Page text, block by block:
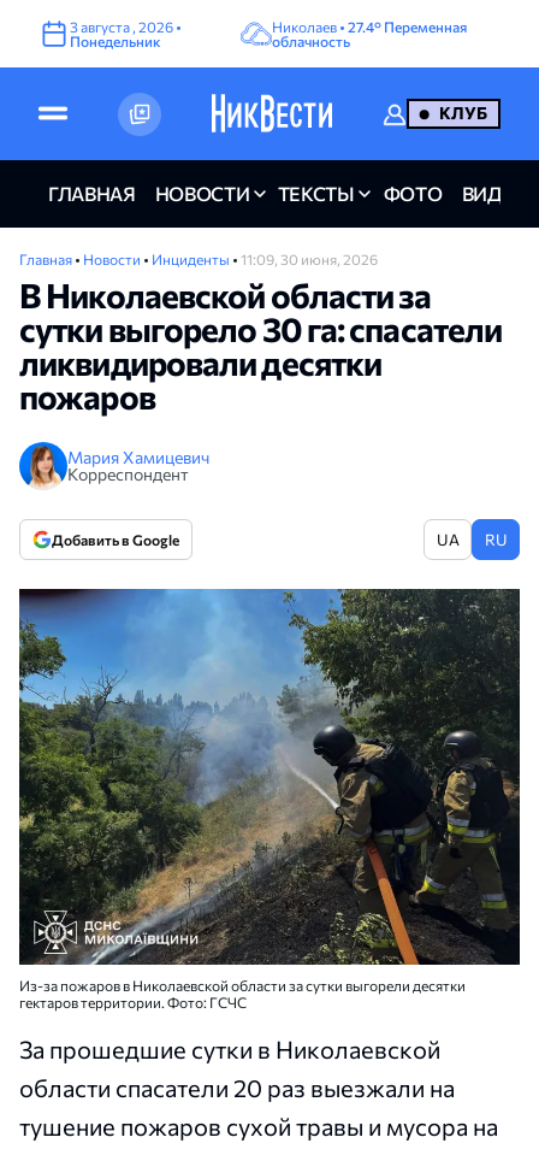
3августа ,2026 •
Понедельник
Николаев •27.4° Переменная
облачность
КЛУБ
ГЛАВНАЯ НОВОСТИ ТЕКСТЫ ФОТО ВИДЕО
Главная • Новости • Инциденты • 11:09, 30 июня, 2026
В Николаевской области за
сутки выгорело 30 га: спасатели
ликвидировали десятки
пожаров
Мария Хамицевич
Корреспондент
Добавить в Google UA RU
Из-за пожаров в Николаевской области за сутки выгорели десятки
гектаров территории. Фото: ГСЧС
За прошедшие сутки в Николаевской
области спасатели 20 раз выезжали на
тушение пожаров сухой травы и мусора на